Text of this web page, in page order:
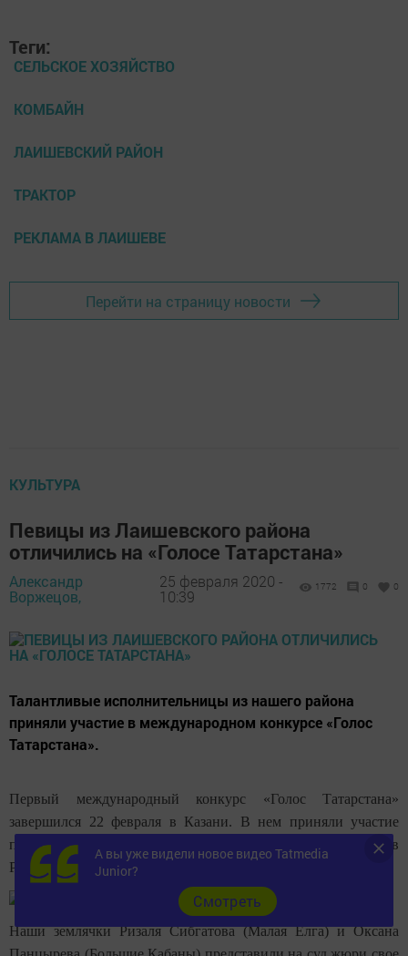
Теги:
СЕЛЬСКОЕ ХОЗЯЙСТВО
КОМБАЙН
ЛАИШЕВСКИЙ РАЙОН
ТРАКТОР
РЕКЛАМА В ЛАИШЕВЕ
Перейти на страницу новости
КУЛЬТУРА
Певицы из Лаишевского района
отличились на «Голосе Татарстана»
Александр
Воржецов,
25 февраля 2020 -
10:39
1772 0 0
Талантливые исполнительницы из нашего района
приняли участие в международном конкурсе «Голос
Татарстана».
Первый международный конкурс «Голос Татарстана»
завершился 22 февраля в Казани. В нем приняли участие
представители всех районов республики и других регионов
России.
Наши землячки Ризаля Сибгатова (Малая Елга) и Оксана
А вы уже видели новое видео Tatmedia
Junior?
Cмотреть